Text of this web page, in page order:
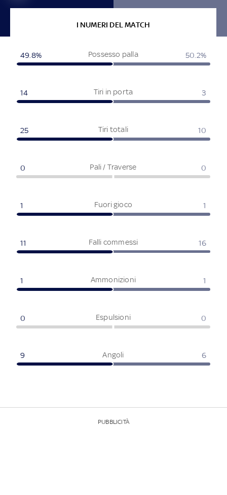
I NUMERI DEL MATCH
Possesso palla
49.8% 50.2%
Tiri in porta
14 3
Tiri totali
25 10
Pali / Traverse
0 0
Fuori gioco
1 1
Falli commessi
11 16
Ammonizioni
1 1
Espulsioni
0 0
Angoli
9 6
PUBBLICITÀ